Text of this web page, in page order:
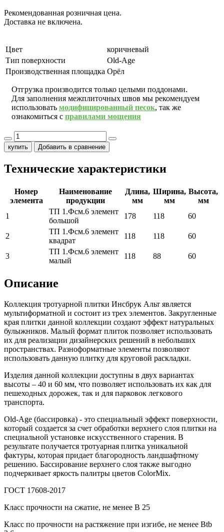
Рекомендованная розничная цена.
Доставка не включена.
Цвет
коричневый
Тип поверхности
Old-Age
Производственная площадка Орёл
Отгрузка производится только целыми поддонами.
Для заполнения межплиточных швов мы рекомендуем
использовать модифицированный песок, так же
ознакомиться с правилами мощения
купить Добавить в сравнение
Технические характеристики
Номер
элемента
Наименование
продукции
Длина,
мм
Ширина,
мм
Высота,
мм
1
ТП 1.Фсм.6 элемент
большой
178 118 60
2
ТП 1.Фсм.6 элемент
квадрат
118 118 60
3
ТП 1.Фсм.6 элемент
малый
118 88 60
Описание
Коллекция тротуарной плитки Инсбрук Альт является
мультиформатной и состоит из трех элементов. Закругленные
края плитки данной коллекции создают эффект натуральных
булыжников. Малый формат плиток позволяет использовать
их для реализации дизайнерских решений в небольших
пространствах. Разноформатные элементы позволяют
использовать данную плитку для круговой раскладки.
Изделия данной коллекции доступны в двух вариантах
высоты – 40 и 60 мм, что позволяет использовать их как для
пешеходных дорожек, так и для парковок легкового
транспорта.
Old-Age (бассировка) - это специальный эффект поверхности,
который создается за счет обработки верхнего слоя плитки на
специальной установке искусственного старения. В
результате получается тротуарная плитка уникальной
фактуры, которая придает благородность ландшафтному
решению. Бассирование верхнего слоя также выгодно
подчеркивает яркость палитры цветов ColorMix.
ГОСТ 17608-2017
Класс прочности на сжатие, не менее В 25
Класс по прочности на растяжение при изгибе, не менее Вtb